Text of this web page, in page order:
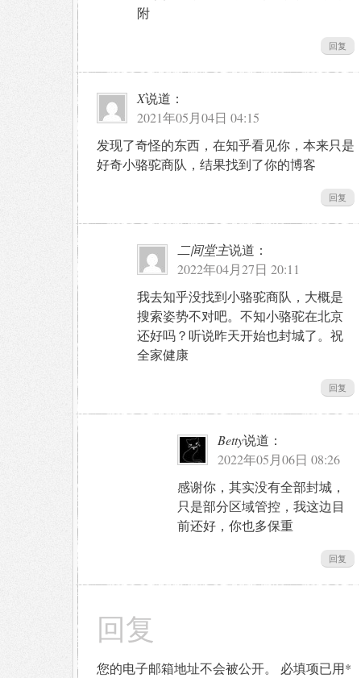
附
回复
X说道：
2021年05月04日 04:15
发现了奇怪的东西，在知乎看见你，本来只是
好奇小骆驼商队，结果找到了你的博客
回复
二间堂主说道：
2022年04月27日 20:11
我去知乎没找到小骆驼商队，大概是
搜索姿势不对吧。不知小骆驼在北京
还好吗？听说昨天开始也封城了。祝
全家健康
回复
Betty说道：
2022年05月06日 08:26
感谢你，其实没有全部封城，
只是部分区域管控，我这边目
前还好，你也多保重
回复
回复
您的电子邮箱地址不会被公开。 必填项已用*